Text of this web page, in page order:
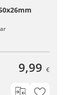
9,99 €